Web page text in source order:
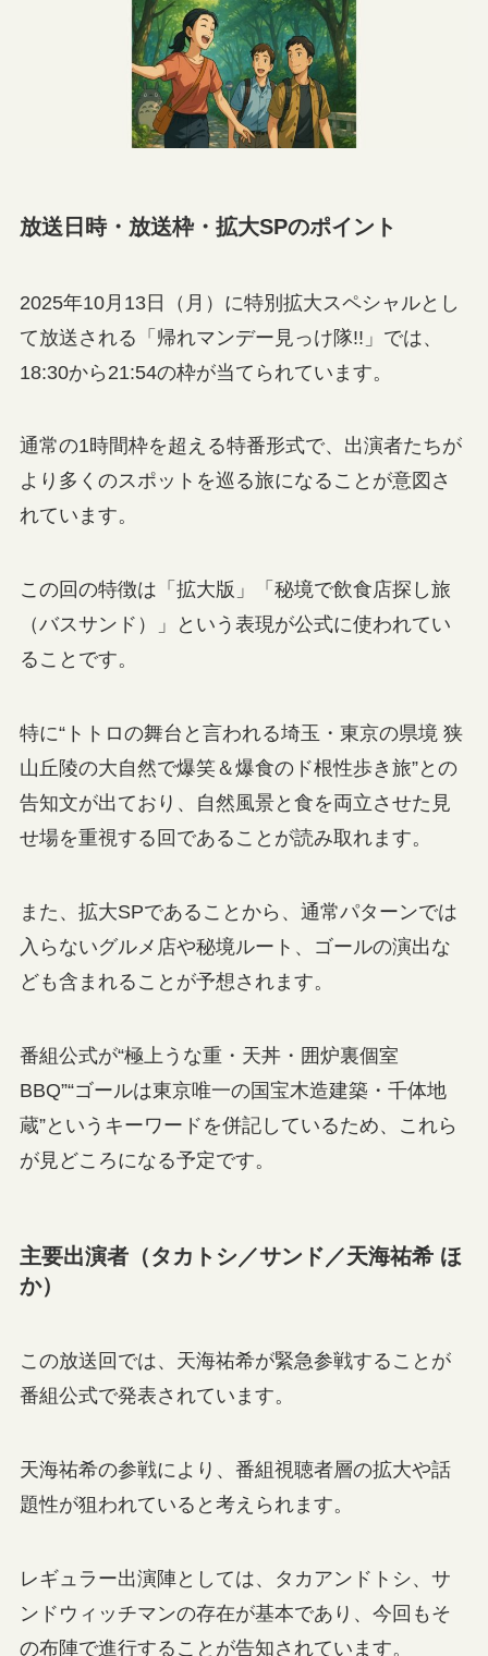
放送日時・放送枠・拡大SPのポイント
2025年10月13日（月）に特別拡大スペシャルとし
て放送される「帰れマンデー見っけ隊!!」では、
18:30から21:54の枠が当てられています。
通常の1時間枠を超える特番形式で、出演者たちが
より多くのスポットを巡る旅になることが意図さ
れています。
この回の特徴は「拡大版」「秘境で飲食店探し旅
（バスサンド）」という表現が公式に使われてい
ることです。
特に“トトロの舞台と言われる埼玉・東京の県境 狭
山丘陵の大自然で爆笑＆爆食のド根性歩き旅”との
告知文が出ており、自然風景と食を両立させた見
せ場を重視する回であることが読み取れます。
また、拡大SPであることから、通常パターンでは
入らないグルメ店や秘境ルート、ゴールの演出な
ども含まれることが予想されます。
番組公式が“極上うな重・天丼・囲炉裏個室
BBQ”“ゴールは東京唯一の国宝木造建築・千体地
蔵”というキーワードを併記しているため、これら
が見どころになる予定です。
主要出演者（タカトシ／サンド／天海祐希 ほ
か）
この放送回では、天海祐希が緊急参戦することが
番組公式で発表されています。
天海祐希の参戦により、番組視聴者層の拡大や話
題性が狙われていると考えられます。
レギュラー出演陣としては、タカアンドトシ、サ
ンドウィッチマンの存在が基本であり、今回もそ
の布陣で進行することが告知されています。